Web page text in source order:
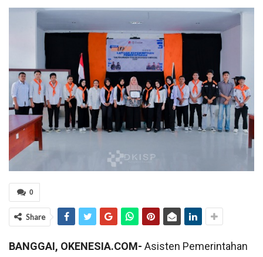
0
Share
BANGGAI, OKENESIA.COM- Asisten Pemerintahan